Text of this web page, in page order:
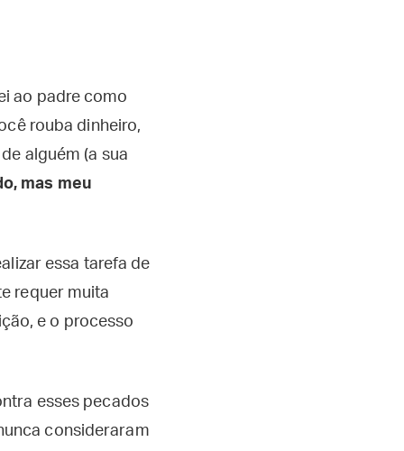
ao padre como
rouba dinheiro,
alguém (a sua
mas meu
essa tarefa de
requer muita
e o processo
esses pecados
consideraram